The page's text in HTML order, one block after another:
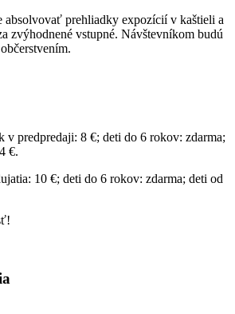
absolvovať prehliadky expozícií v kaštieli a
zvýhodnené vstupné. Návštevníkom budú
v predpredaji: 8 €; deti do 6 rokov: zdarma;
€.
10 €; deti do 6 rokov: zdarma; deti od